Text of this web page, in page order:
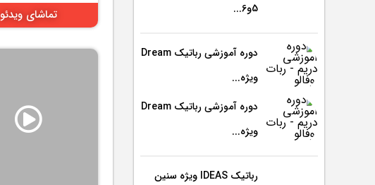
تماشای ویدئو
5و6...
دوره آموزشی رباتیک Dream
ویژه...
دوره آموزشی رباتیک Dream
ویژه...
رباتیک IDEAS ویژه سنین